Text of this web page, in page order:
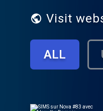
Visit
ALL